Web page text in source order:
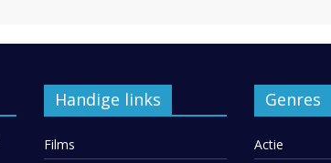
Handige links
Films
Genres
Actie